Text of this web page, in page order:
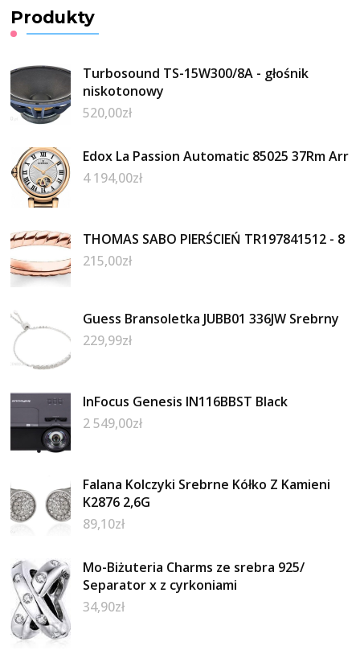
Produkty
Turbosound TS-15W300/8A - głośnik
niskotonowy
520,00zł
Edox La Passion Automatic 85025 37Rm Arr
4 194,00zł
THOMAS SABO PIERŚCIEŃ TR197841512 - 8
215,00zł
Guess Bransoletka JUBB01 336JW Srebrny
229,99zł
InFocus Genesis IN116BBST Black
2 549,00zł
Falana Kolczyki Srebrne Kółko Z Kamieni
K2876 2,6G
89,10zł
Mo-Biżuteria Charms ze srebra 925/
Separator x z cyrkoniami
34,90zł